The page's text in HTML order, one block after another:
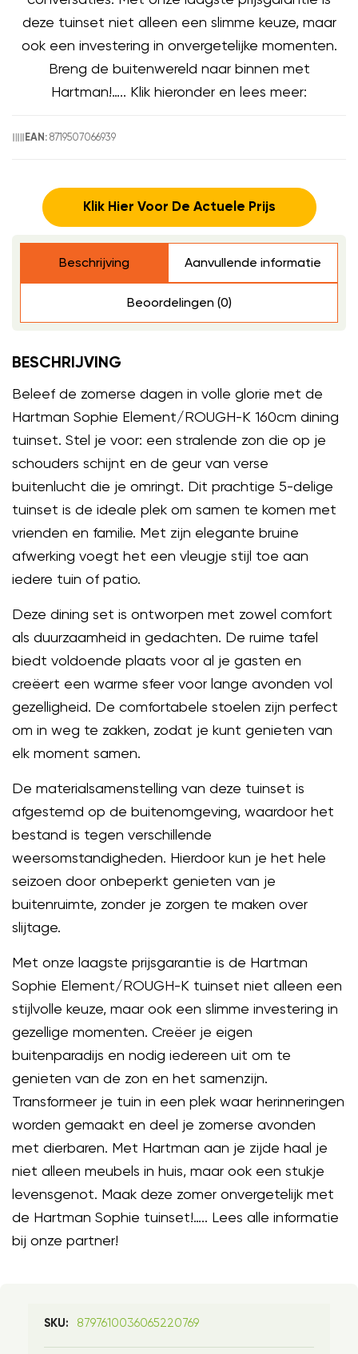
deze tuinset niet alleen een slimme keuze, maar
ook een investering in onvergetelijke momenten.
Breng de buitenwereld naar binnen met
Hartman!….. Klik hieronder en lees meer:
EAN: 8719507066939
Klik Hier Voor De Actuele Prijs
Beschrijving Aanvullende informatie
Beoordelingen (0)
BESCHRIJVING
Beleef de zomerse dagen in volle glorie met de
Hartman Sophie Element/ROUGH-K 160cm dining
tuinset. Stel je voor: een stralende zon die op je
schouders schijnt en de geur van verse
buitenlucht die je omringt. Dit prachtige 5-delige
tuinset is de ideale plek om samen te komen met
vrienden en familie. Met zijn elegante bruine
afwerking voegt het een vleugje stijl toe aan
iedere tuin of patio.
Deze dining set is ontworpen met zowel comfort
als duurzaamheid in gedachten. De ruime tafel
biedt voldoende plaats voor al je gasten en
creëert een warme sfeer voor lange avonden vol
gezelligheid. De comfortabele stoelen zijn perfect
om in weg te zakken, zodat je kunt genieten van
elk moment samen.
De materialsamenstelling van deze tuinset is
afgestemd op de buitenomgeving, waardoor het
bestand is tegen verschillende
weersomstandigheden. Hierdoor kun je het hele
seizoen door onbeperkt genieten van je
buitenruimte, zonder je zorgen te maken over
slijtage.
Met onze laagste prijsgarantie is de Hartman
Sophie Element/ROUGH-K tuinset niet alleen een
stijlvolle keuze, maar ook een slimme investering in
gezellige momenten. Creëer je eigen
buitenparadijs en nodig iedereen uit om te
genieten van de zon en het samenzijn.
Transformeer je tuin in een plek waar herinneringen
worden gemaakt en deel je zomerse avonden
met dierbaren. Met Hartman aan je zijde haal je
niet alleen meubels in huis, maar ook een stukje
levensgenot. Maak deze zomer onvergetelijk met
de Hartman Sophie tuinset!….. Lees alle informatie
bij onze partner!
SKU: 8797610036065220769